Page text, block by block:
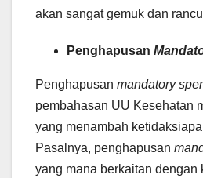
akan sangat gemuk dan
Penghapusan
Penghapusan mandatory
pembahasan UU Kesehatan
yang menambah
Pasalnya, penghapusan
yang mana berkaitan dengan